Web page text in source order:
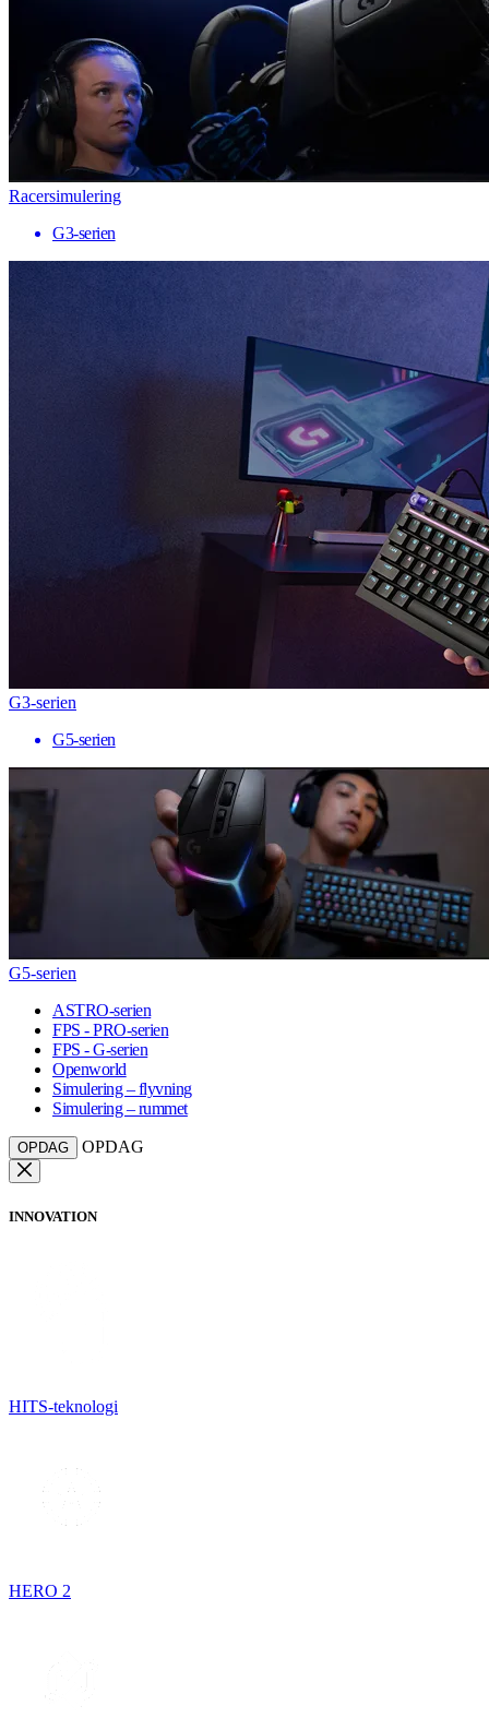
Racersimulering
G3-serien
G3-serien
G5-serien
G5-serien
ASTRO-serien
FPS - PRO-serien
FPS - G-serien
Openworld
Simulering – flyvning
Simulering – rummet
OPDAG OPDAG
INNOVATION
HITS-teknologi
HERO 2